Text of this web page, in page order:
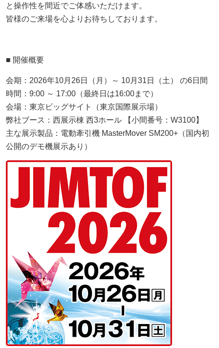
展示会
採用情報
お問い合わせ
プライバシーポリシー
アクセス
と操作性を間近でご体感いただけます。
皆様のご来場を心よりお待ちしております。
■ 開催概要
会期：2026年10月26日（月）～ 10月31日（土） の6日間
時間：9:00 ～ 17:00（最終日は16:00まで）
会場：東京ビッグサイト（東京国際展示場）
弊社ブース：西展示棟 西3ホール 【小間番号：W3100】
主な展示製品：電動牽引機 MasterMover SM200+（国内初
公開のデモ機展示あり）